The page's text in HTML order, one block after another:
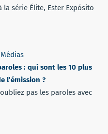
la série Élite, Ester Expósito
Médias
: qui sont les 10 plus
l’émission ?
pas les paroles avec